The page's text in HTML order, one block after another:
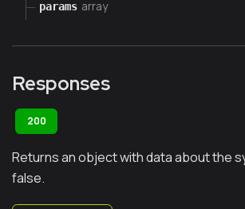
params array
Responses
200
Returns an object with data about the
false.